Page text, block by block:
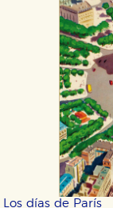
Los días de París